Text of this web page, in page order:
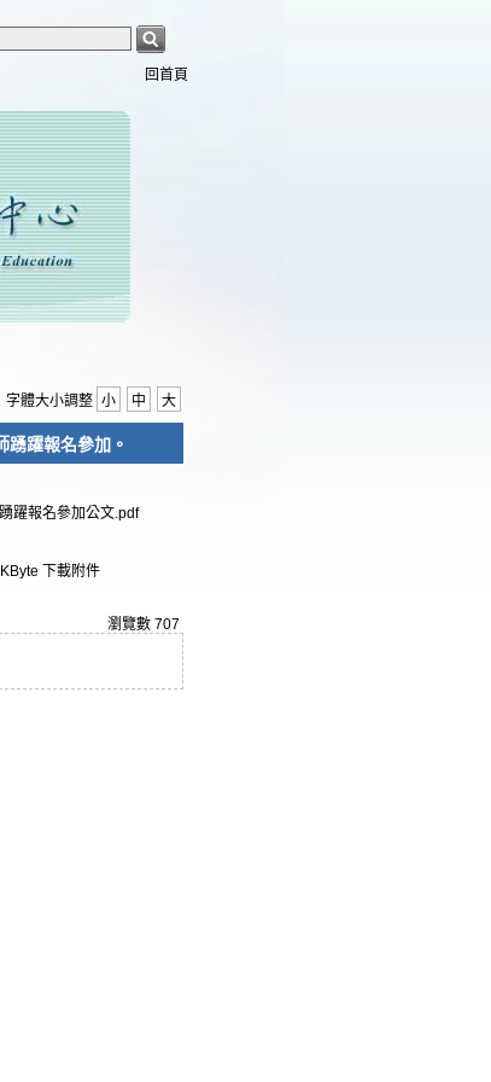
回首頁
字體大小調整 小 中 大
踴躍報名參加。
躍報名參加公文.pdf
下載附件
瀏覽數 707